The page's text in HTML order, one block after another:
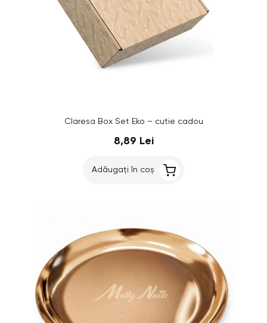
Claresa Box Set Eko – cutie cadou
8,89 Lei
Adăugați în coș